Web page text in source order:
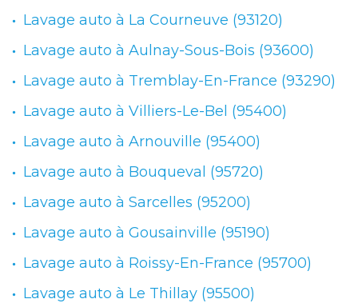
Lavage auto à La Courneuve (93120)
Lavage auto à Aulnay-Sous-Bois (93600)
Lavage auto à Tremblay-En-France (93290)
Lavage auto à Villiers-Le-Bel (95400)
Lavage auto à Arnouville (95400)
Lavage auto à Bouqueval (95720)
Lavage auto à Sarcelles (95200)
Lavage auto à Gousainville (95190)
Lavage auto à Roissy-En-France (95700)
Lavage auto à Le Thillay (95500)